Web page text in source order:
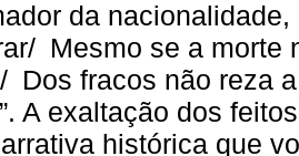
da
Mesmo se a morte
Dos fracos não reza
A exaltação dos
histórica que